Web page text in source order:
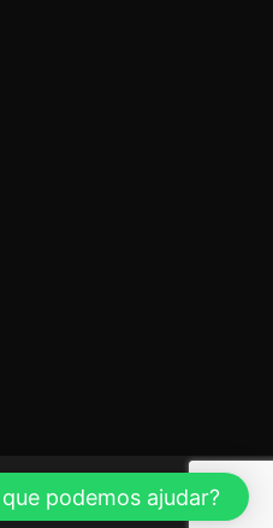
podemos ajudar?